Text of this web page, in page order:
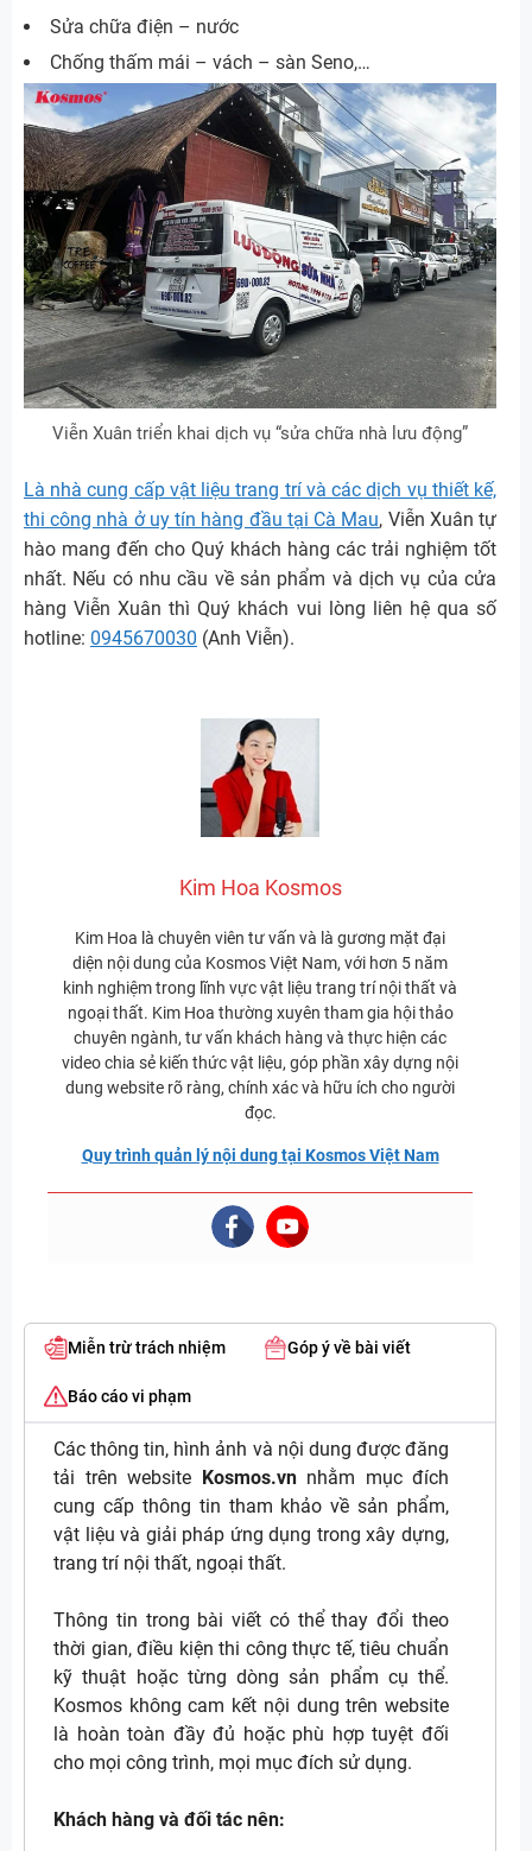
Sửa chữa điện – nước
Chống thấm mái – vách – sàn Seno,…
Viễn Xuân triển khai dịch vụ “sửa chữa nhà lưu động”
Là nhà cung cấp vật liệu trang trí và các dịch vụ thiết kế,
thi công nhà ở uy tín hàng đầu tại Cà Mau, Viễn Xuân tự
hào mang đến cho Quý khách hàng các trải nghiệm tốt
nhất. Nếu có nhu cầu về sản phẩm và dịch vụ của cửa
hàng Viễn Xuân thì Quý khách vui lòng liên hệ qua số
hotline: 0945670030 (Anh Viễn).
Kim Hoa Kosmos
Kim Hoa là chuyên viên tư vấn và là gương mặt đại
diện nội dung của Kosmos Việt Nam, với hơn 5 năm
kinh nghiệm trong lĩnh vực vật liệu trang trí nội thất và
ngoại thất. Kim Hoa thường xuyên tham gia hội thảo
chuyên ngành, tư vấn khách hàng và thực hiện các
video chia sẻ kiến thức vật liệu, góp phần xây dựng nội
dung website rõ ràng, chính xác và hữu ích cho người
đọc.
Quy trình quản lý nội dung tại Kosmos Việt Nam
Miễn trừ trách nhiệm Góp ý về bài viết
Báo cáo vi phạm
Các thông tin, hình ảnh và nội dung được đăng
tải trên website Kosmos.vnnhằm mục đích
cung cấp thông tin tham khảo về sản phẩm,
vật liệu và giải pháp ứng dụng trong xây dựng,
trang trí nội thất, ngoại thất.
Thông tin trong bài viết có thể thay đổi theo
thời gian, điều kiện thi công thực tế, tiêu chuẩn
kỹ thuật hoặc từng dòng sản phẩm cụ thể.
Kosmos không cam kết nội dung trên website
là hoàn toàn đầy đủ hoặc phù hợp tuyệt đối
cho mọi công trình, mọi mục đích sử dụng.
Khách hàng và đối tác nên: